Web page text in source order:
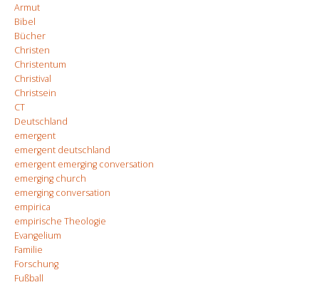
Armut
Bibel
Bücher
Christen
Christentum
Christival
Christsein
CT
Deutschland
emergent
emergent deutschland
emergent emerging conversation
emerging church
emerging conversation
empirica
empirische Theologie
Evangelium
Familie
Forschung
Fußball